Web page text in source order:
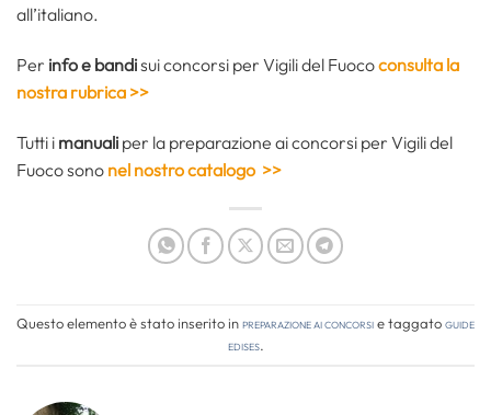
all’italiano.
Per info e bandisui concorsi per Vigili del Fuococonsulta la
nostra rubrica >>
Tutti i manuali per la preparazione ai concorsi per Vigili del
Fuoco sono nel nostro catalogo >>
Questo elemento è stato inserito inPreparazione ai concorsie taggatoguide
edises.